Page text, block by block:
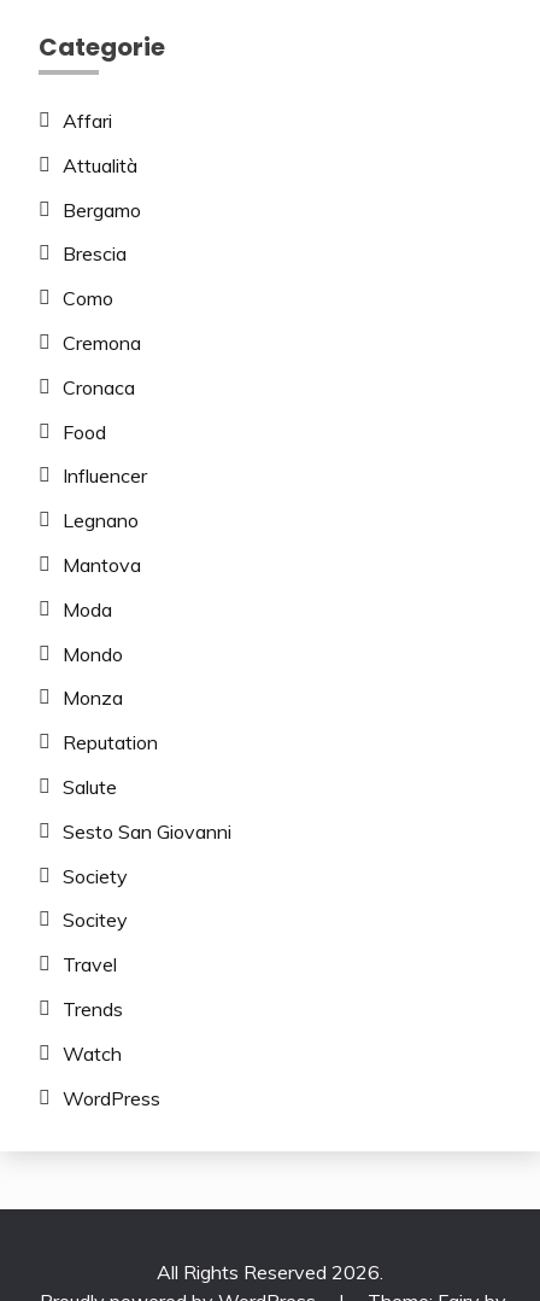
Categorie
Affari
Attualità
Bergamo
Brescia
Como
Cremona
Cronaca
Food
Influencer
Legnano
Mantova
Moda
Mondo
Monza
Reputation
Salute
Sesto San Giovanni
Society
Socitey
Travel
Trends
Watch
WordPress
All Rights Reserved 2026.